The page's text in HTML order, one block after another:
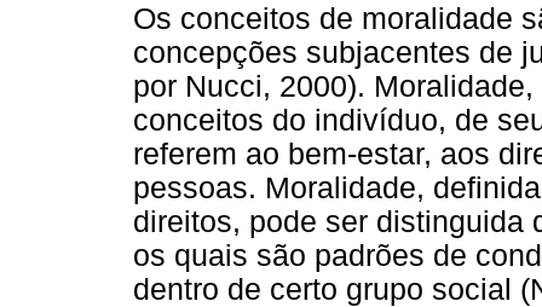
Os conceitos de moralidade
concepções subjacentes de
por Nucci, 2000).
conceitos do indivíduo, de
referem ao bem-estar, aos
pessoas. Moralidade,
direitos, pode ser distinguida
os quais são padrões de
dentro de certo grupo social